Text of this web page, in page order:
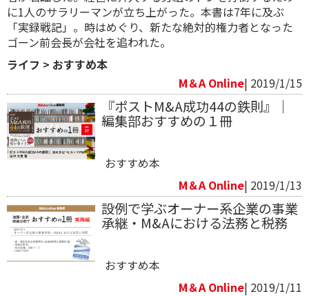
に1人のサラリーマンが立ち上がった。本書は7年に及ぶ
「実録戦記」。時はめぐり、新たな絶対的権力者となった
ゴーン前会長が会社を追われた。
ライフ > おすすめ本
M＆A Online| 2019/1/15
『ポストM&A成功44の鉄則』｜
編集部おすすめの１冊
おすすめ本
M＆A Online| 2019/1/13
設例で学ぶオーナー系企業の事業
承継・M&Aにおける法務と税務
おすすめ本
M＆A Online| 2019/1/11